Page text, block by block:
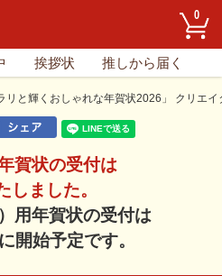
0
挨拶状 推しから届く
リと輝くおしゃれな年賀状2026」 クリエイ
賀状の受付は
しました。
用年賀状の受付は
開始予定です。